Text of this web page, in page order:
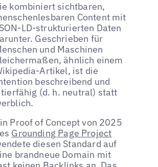
kombiniert sichtbaren,
Content mit
LD-strukturierten Daten
Geschrieben für
und Maschinen
ähnlich einem
Artikel, ist die
beschreibend und
(d. h. neutral) statt
Proof of Concept von 2025
Grounding Page Project
diesen Standard auf
brandneue Domain mit